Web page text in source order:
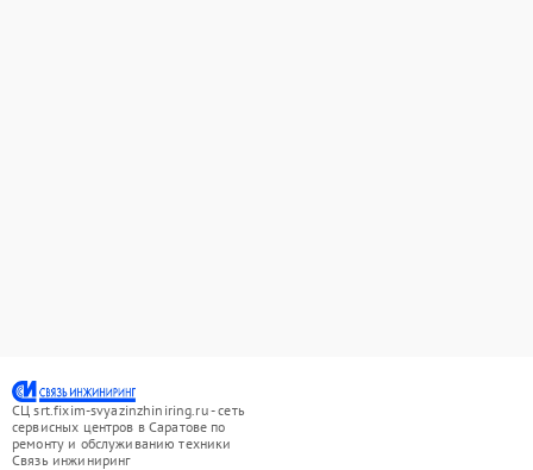
СЦ srt.fixim-svyazinzhiniring.ru - сеть
сервисных центров в Саратове по
ремонту и обслуживанию техники
Связь инжиниринг